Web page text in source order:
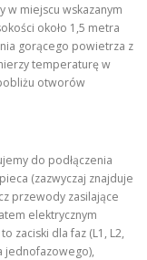
w miejscu wskazanym
około 1,5 metra
gorącego powietrza z
temperaturę w
otworów
do podłączenia
(zazwyczaj znajduje
przewody zasilające
elektrycznym
zaciski dla faz (L1, L2,
jednofazowego),